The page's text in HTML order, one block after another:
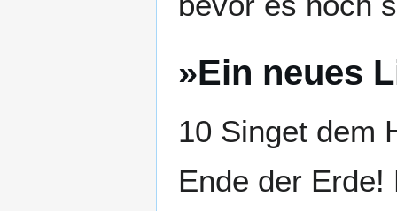
»Ein neues
10 Singet dem
Ende der